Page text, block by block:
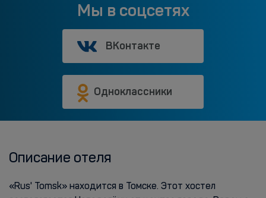
Мы в соцсетях
ВКонтакте
Одноклассники
Описание отеля
«Rus' Tomsk» находится в Томске. Этот хостел